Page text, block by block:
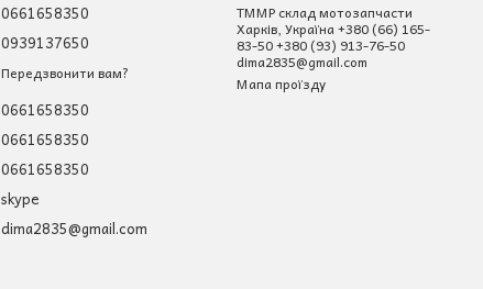
0661658350
0939137650
Передзвонити вам?
0661658350
0661658350
0661658350
skype
dima2835@gmail.com
ТММР склад мотозапчасти
Харків, Україна +380 (66) 165-
83-50 +380 (93) 913-76-50
dima2835@gmail.com
Мапа проїзду